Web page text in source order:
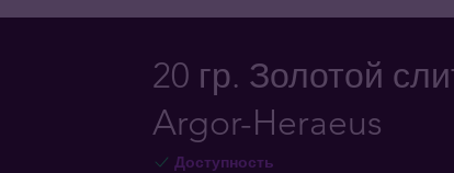
20 гр. Золотой
Argor-Heraeus
Доступность